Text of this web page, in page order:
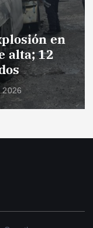
en
alta; 12